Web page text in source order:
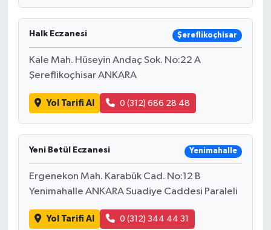
Halk Eczanesi Şereflikoçhisar
Kale Mah. Hüseyin Andaç Sok. No:22 A
Şereflikoçhisar ANKARA
Yol Tarifi Al 0 (312) 686 28 48
Yeni Betül Eczanesi Yenimahalle
Ergenekon Mah. Karabük Cad. No:12 B
Yenimahalle ANKARA Suadiye Caddesi Paraleli
Yol Tarifi Al 0 (312) 344 44 31